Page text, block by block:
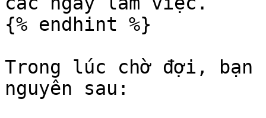
{% endhint %}
Trong lúc chờ đợi, bạn
nguyên sau: